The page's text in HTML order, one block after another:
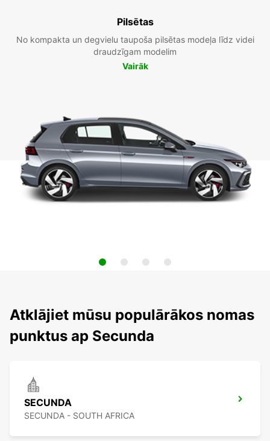
Pilsētas
No kompakta un degvielu taupoša pilsētas modeļa līdz videi
draudzīgam modelim
Vairāk
Atklājiet mūsu populārākos nomas
punktus ap Secunda
SECUNDA
SECUNDA - SOUTH AFRICA